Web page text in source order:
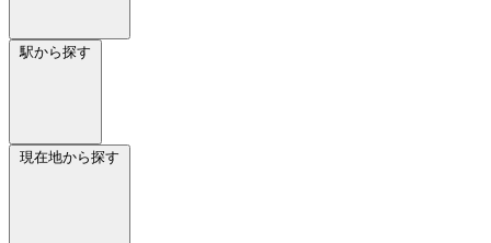
駅から探す
現在地から探す